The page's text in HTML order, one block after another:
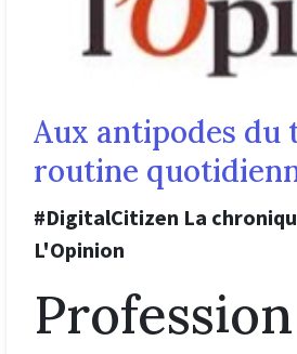
Aux antipodes du
routine
#DigitalCitizen La
L'Opinion